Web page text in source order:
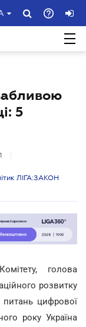
5
1
ЛІГА:ЗАКОН
голова
розвитку
питань цифрової
року Україна